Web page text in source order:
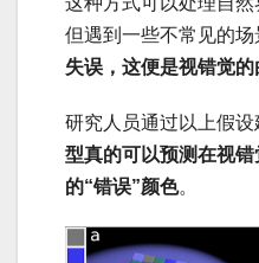
但遇到一些不常见的场
失误，这便是视错觉的
研究人员通过以上假设
型真的可以预测在视
的“错误”颜色。